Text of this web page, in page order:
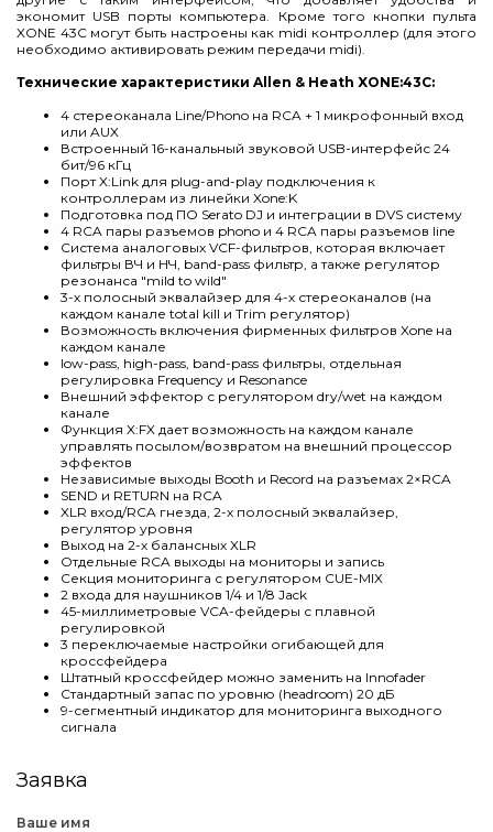
экономит USB порты компьютера. Кроме того кнопки пульта
XONE 43C могут быть настроены как midi контроллер (для этого
необходимо активировать режим передачи midi).
Технические характеристики Allen & Heath XONE:43C:
4 стереоканала Line/Phono на RCA + 1 микрофонный вход
или AUX
Встроенный 16-канальный звуковой USB-интерфейс 24
бит/96 кГц
Порт X:Link для plug-and-play подключения к
контроллерам из линейки Xone:K
Подготовка под ПО Serato DJ и интеграции в DVS систему
4 RCA пары разъемов phono и 4 RCA пары разъемов line
Система аналоговых VCF-фильтров, которая включает
фильтры ВЧ и НЧ, band-pass фильтр, а также регулятор
резонанса "mild to wild"
3-х полосный эквалайзер для 4-х стереоканалов (на
каждом канале total kill и Trim регулятор)
Возможность включения фирменных фильтров Xone на
каждом канале
low-pass, high-pass, band-pass фильтры, отдельная
регулировка Frequency и Resonance
Внешний эффектор с регулятором dry/wet на каждом
канале
Функция X:FX дает возможность на каждом канале
управлять посылом/возвратом на внешний процессор
эффектов
Независимые выходы Booth и Record на разъемах 2×RCA
SEND и RETURN на RCA
XLR вход/RCA гнезда, 2-х полосный эквалайзер,
регулятор уровня
Выход на 2-х балансных XLR
Отдельные RCA выходы на мониторы и запись
Секция мониторинга с регулятором CUE-MIX
2 входа для наушников 1/4 и 1/8 Jack
45-миллиметровые VCA-фейдеры с плавной
регулировкой
3 переключаемые настройки огибающей для
кроссфейдера
Штатный кроссфейдер можно заменить на Innofader
Стандартный запас по уровню (headroom) 20 дБ
9-сегментный индикатор для мониторинга выходного
сигнала
Заявка
Ваше имя